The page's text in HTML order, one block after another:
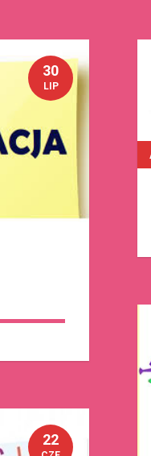
30
LIP
22